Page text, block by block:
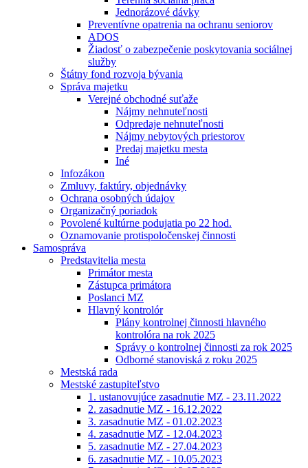
Jednorázové dávky
Preventívne opatrenia na ochranu seniorov
ADOS
Žiadosť o zabezpečenie poskytovania sociálnej
služby
Štátny fond rozvoja bývania
Správa majetku
Verejné obchodné suťaže
Nájmy nehnuteľnosti
Odpredaje nehnuteľnosti
Nájmy nebytových priestorov
Predaj majetku mesta
Iné
Infozákon
Zmluvy, faktúry, objednávky
Ochrana osobných údajov
Organizačný poriadok
Povolené kultúrne podujatia po 22 hod.
Oznamovanie protispoločenskej činnosti
Samospráva
Predstavitelia mesta
Primátor mesta
Zástupca primátora
Poslanci MZ
Hlavný kontrolór
Plány kontrolnej činnosti hlavného
kontrolóra na rok 2025
Správy o kontrolnej činnosti za rok 2025
Odborné stanoviská z roku 2025
Mestská rada
Mestské zastupiteľstvo
1. ustanovujúce zasadnutie MZ - 23.11.2022
2. zasadnutie MZ - 16.12.2022
3. zasadnutie MZ - 01.02.2023
4. zasadnutie MZ - 12.04.2023
5. zasadnutie MZ - 27.04.2023
6. zasadnutie MZ - 10.05.2023